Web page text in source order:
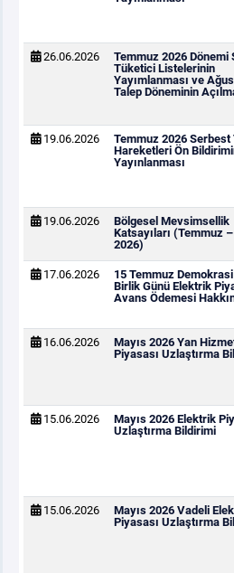
26.06.2026
Temmuz 2026 Dönemi
Tüketici Listelerinin
Yayımlanması ve
Talep Döneminin
19.06.2026
Temmuz 2026
Hareketleri Ön
Yayınlanması
19.06.2026
Bölgesel Mevsimsellik
Katsayıları (Temmuz
2026)
17.06.2026
15 Temmuz
Birlik Günü Elektrik
Avans Ödemesi
16.06.2026
Mayıs 2026 Yan
Piyasası Uzlaştırma
15.06.2026
Mayıs 2026 Elektrik
Uzlaştırma Bildirimi
15.06.2026
Mayıs 2026 Vadeli
Piyasası Uzlaştırma